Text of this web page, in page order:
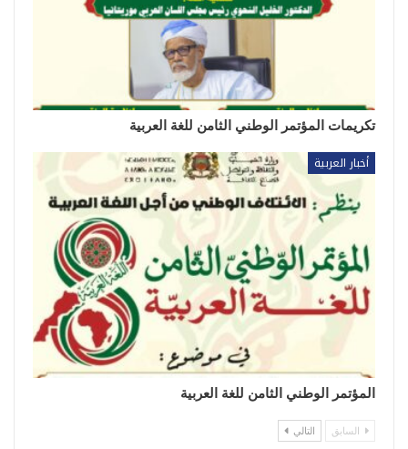
تكريمات المؤتمر الوطني الثامن للغة العربية
أخبار العربية
المؤتمر الوطني الثامن للغة العربية
السابق التالي